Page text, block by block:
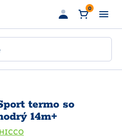
0
termo so
14m+